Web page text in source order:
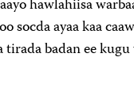
hawlahiisa
socda ayaa kaa
tirada badan ee